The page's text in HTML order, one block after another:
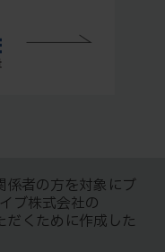
係者の方を対象にブ
ブ株式会社の
だくために作成した